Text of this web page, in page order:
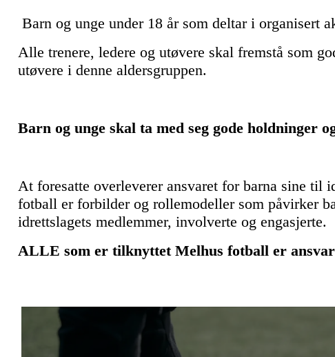
Barn og unge under 18 år som deltar i organisert
Alle trenere, ledere og utøvere skal fremstå som
utøvere i denne aldersgruppen.
Barn og unge skal ta med seg gode
At foresatte overleverer ansvaret for barna sine til
fotball er forbilder og rollemodeller som påvirker
idrettslagets medlemmer, involverte og engasjerte.
ALLE som er tilknyttet Melhus fotball er